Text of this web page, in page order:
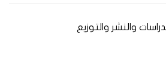
والنشر والتوزيع